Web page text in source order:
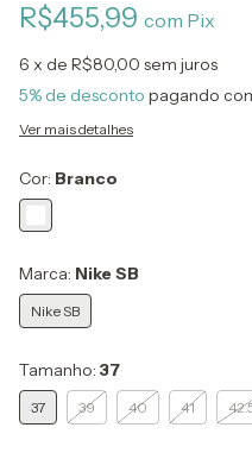
R$455,99 com Pix
6 x de R$80,00 sem juros
5% de desconto pagando
Ver mais detalhes
Cor: Branco
Marca: Nike SB
Nike SB
Tamanho: 37
37 39 40 41